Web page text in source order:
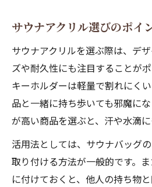
意
サウナストラップで演出す
サウナストラップ選び
サウナストラップ活用
法
サウナアクリルとスト
合わせ
サウナストラップでセ
ツ
サウナアクリル選びのポイ
サウナアクリルを選ぶ際は、デ
ズや耐久性にも注目することが
キーホルダーは軽量で割れにく
品と一緒に持ち歩いても邪魔に
が高い商品を選ぶと、汗や水滴に
活用法としては、サウナバッグ
取り付ける方法が一般的です。
に付けておくと、他人の持ち物